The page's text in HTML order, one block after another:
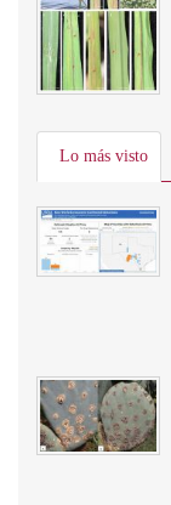
Lo más visto